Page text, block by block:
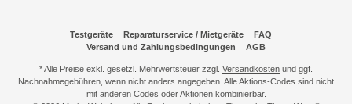
Testgeräte Reparaturservice / Mietgeräte
FAQ
Versand und Zahlungsbedingungen
AGB
* Alle Preise exkl. gesetzl. Mehrwertsteuer zzgl. Versandkosten und ggf.
Nachnahmegebühren, wenn nicht anders angegeben. Alle Aktions-Codes sind nicht
mit anderen Codes oder Aktionen kombinierbar.